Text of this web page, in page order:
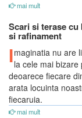
mai mult
Scari si terase
si rafinament
Imaginatia nu are
la cele mai
deoarece fiecare
arata locuinta
fiecaruia.
mai mult